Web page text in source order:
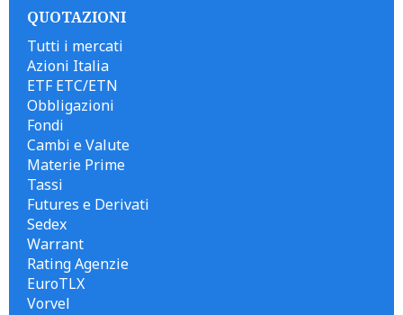
QUOTAZIONI
Tutti i mercati
Azioni Italia
ETF ETC/ETN
Obbligazioni
Fondi
Cambi e Valute
Materie Prime
Tassi
Futures e Derivati
Sedex
Warrant
Rating Agenzie
EuroTLX
Vorvel